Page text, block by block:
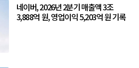
네이버, 2026년 2분기 매출액 3조
3,888억 원, 영업이익 5,203억 원 기록